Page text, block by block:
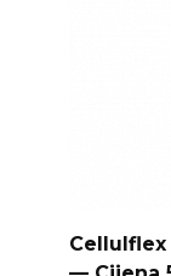
Cellulflex